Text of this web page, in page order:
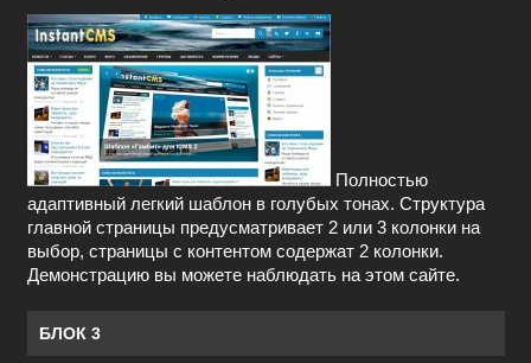
Полностью
адаптивный легкий шаблон в голубых тонах. Структура
главной страницы предусматривает 2 или 3 колонки на
выбор, страницы с контентом содержат 2 колонки.
Демонстрацию вы можете наблюдать на этом сайте.
БЛОК 3